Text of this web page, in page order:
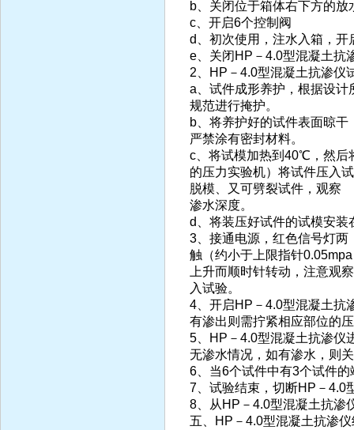
b、关闭位于箱体右下方的放
c、开启6个控制阀
d、初次使用，注水入箱，
e、关闭HP－4.0型混凝土抗
2、HP－4.0型混凝土抗渗仪
a、试件成形养护，根据设
规范进行掩护。
b、将养护好的试件表面晾
严禁涂有密封材料。
c、将试模加热到40℃，然后
的压力实验机）将试件压入
脱模、又可劈裂试件，观察
渗水深度。
d、将装压好试件的试模安
3、接通电源，红色信号灯两
触（约小于上限指针
上升而顺时针转动，注意观
入试验。
4、开启HP－4.0型混凝土抗
有渗出则需拧紧相应部位的
5、HP－4.0型混凝土抗渗仪
无渗水情况，如有渗水，则
6、当6个试件中有3个试件
7、试验结束，切断HP－4.0
8、从HP－4.0型混凝土抗渗
五、HP－4.0型混凝土抗渗